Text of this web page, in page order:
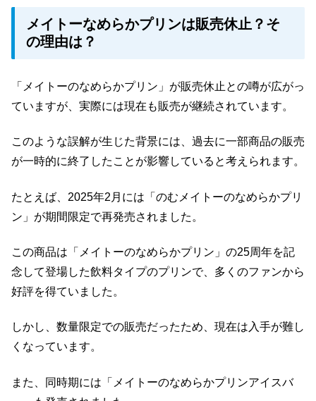
メイトーなめらかプリンは販売休止？そ
の理由は？
「メイトーのなめらかプリン」が販売休止との噂が広がっ
ていますが、実際には現在も販売が継続されています。
このような誤解が生じた背景には、過去に一部商品の販売
が一時的に終了したことが影響していると考えられます。
たとえば、2025年2月には「のむメイトーのなめらかプリ
ン」が期間限定で再発売されました。
この商品は「メイトーのなめらかプリン」の25周年を記
念して登場した飲料タイプのプリンで、多くのファンから
好評を得ていました。
しかし、数量限定での販売だったため、現在は入手が難し
くなっています。
また、同時期には「メイトーのなめらかプリンアイスバ